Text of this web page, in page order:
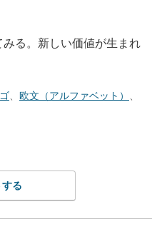
る。新しい価値が生まれ
欧文（アルファベット）
る